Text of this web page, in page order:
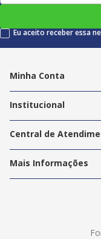
Eu aceito receber essa
Minha Conta
Editar endereços
Institucional
Nossas Lojas
Trabalhe Conosco
Central de
Política de Privacidade
Termos e Condições
Politica de Entrega
Mais Informações
2ª Via Nota Fiscal